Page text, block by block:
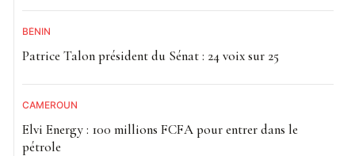
BÉNIN
Patrice Talon président du Sénat : 24 voix sur 25
CAMEROUN
Elvi Energy : 100 millions FCFA pour entrer dans le
pétrole